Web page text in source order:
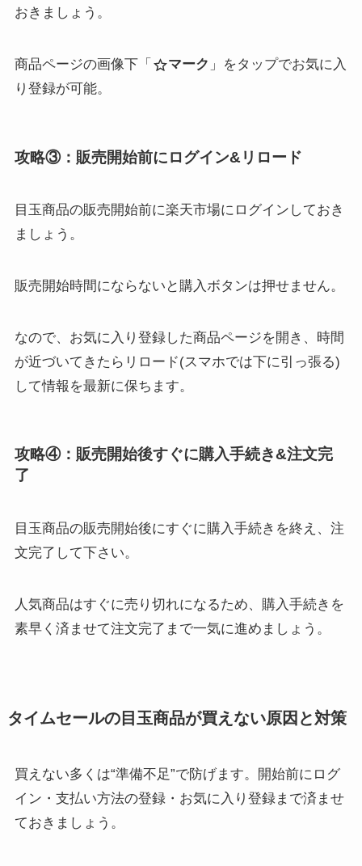
おきましょう。
商品ページの画像下「 マーク 」をタップでお気に入
り登録が可能。
攻略③：販売開始前にログイン&リロード
目玉商品の販売開始前に楽天市場にログインしておき
ましょう。
販売開始時間にならないと購入ボタンは押せません。
なので、お気に入り登録した商品ページを開き、時間
が近づいてきたらリロード(スマホでは下に引っ張る)
して情報を最新に保ちます。
攻略④：販売開始後すぐに購入手続き&注文完
了
目玉商品の販売開始後にすぐに購入手続きを終え、注
文完了して下さい。
人気商品はすぐに売り切れになるため、購入手続きを
素早く済ませて注文完了まで一気に進めましょう。
タイムセールの目玉商品が買えない原因と対策
買えない多くは“準備不足”で防げます。開始前にログ
イン・支払い方法の登録・お気に入り登録まで済ませ
ておきましょう。